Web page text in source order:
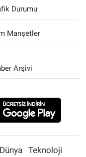
Durumu
Manşetler
Arşivi
Dünya
Teknoloji